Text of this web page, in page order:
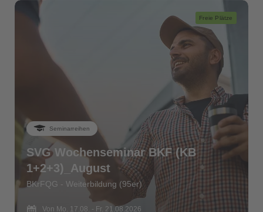
Freie Plätze
Seminarreihen
SVG Wochenseminar BKF (KB
1+2+3)_August
BKrFQG - Weiterbildung (95er)
Von Mo. 17.08. - Fr. 21.08.2026